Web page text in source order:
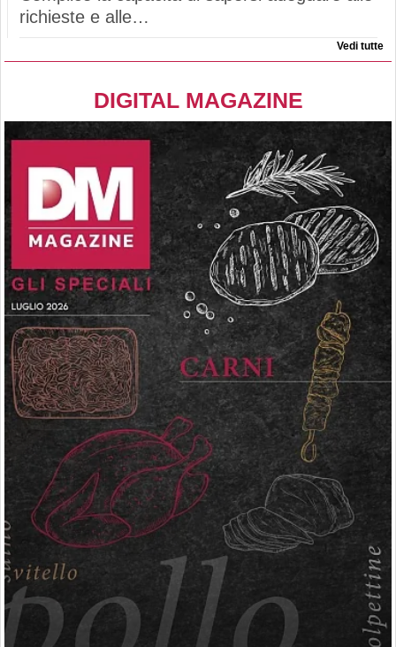
richieste e alle…
Vedi tutte
DIGITAL MAGAZINE